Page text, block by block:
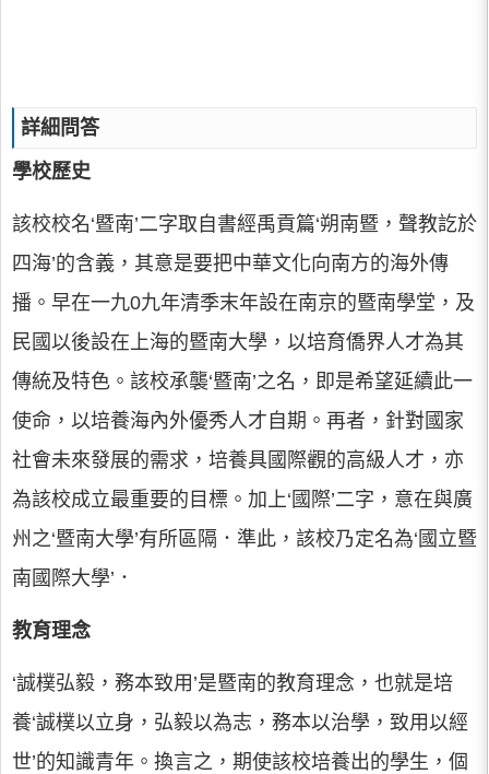
詳細問答
學校歷史
該校校名‘暨南’二字取自書經禹貢篇‘朔南暨，聲教訖於
四海’的含義，其意是要把中華文化向南方的海外傳
播。早在一九0九年清季末年設在南京的暨南學堂，及
民國以後設在上海的暨南大學，以培育僑界人才為其
傳統及特色。該校承襲‘暨南’之名，即是希望延續此一
使命，以培養海內外優秀人才自期。再者，針對國家
社會未來發展的需求，培養具國際觀的高級人才，亦
為該校成立最重要的目標。加上‘國際’二字，意在與廣
州之‘暨南大學’有所區隔．準此，該校乃定名為‘國立暨
南國際大學’．
教育理念
‘誠樸弘毅，務本致用’是暨南的教育理念，也就是培
養‘誠樸以立身，弘毅以為志，務本以治學，致用以經
世’的知識青年。換言之，期使該校培養出的學生，個